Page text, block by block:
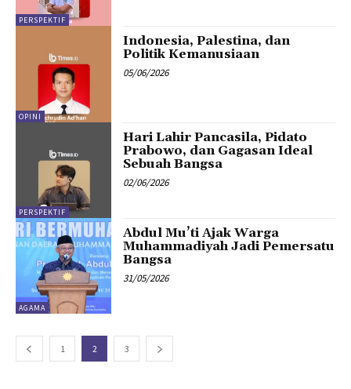
PERSPEKTIF
OPINI
Indonesia, Palestina, dan
Politik Kemanusiaan
05/06/2026
PERSPEKTIF
Hari Lahir Pancasila, Pidato
Prabowo, dan Gagasan Ideal
Sebuah Bangsa
02/06/2026
AGAMA
Abdul Mu’ti Ajak Warga
Muhammadiyah Jadi Pemersatu
Bangsa
31/05/2026
1 2 3